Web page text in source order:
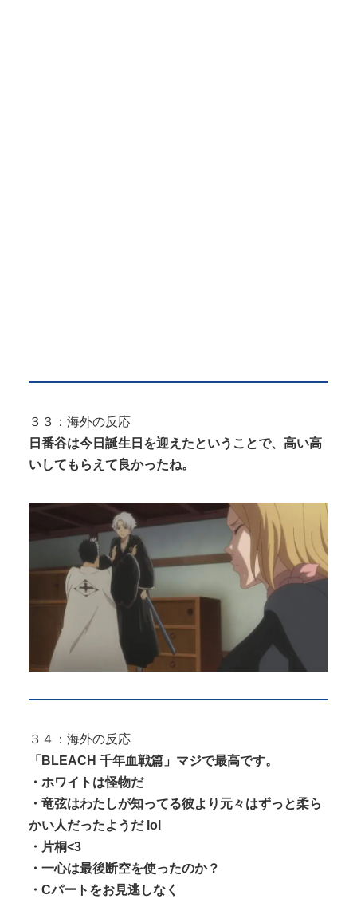
３３：海外の反応
日番谷は今日誕生日を迎えたということで、高い高
いしてもらえて良かったね。
３４：海外の反応
「BLEACH 千年血戦篇」マジで最高です。
・ホワイトは怪物だ
・竜弦はわたしが知ってる彼より元々はずっと柔ら
かい人だったようだ lol
・片桐<3
・一心は最後断空を使ったのか？
・Cパートをお見逃しなく